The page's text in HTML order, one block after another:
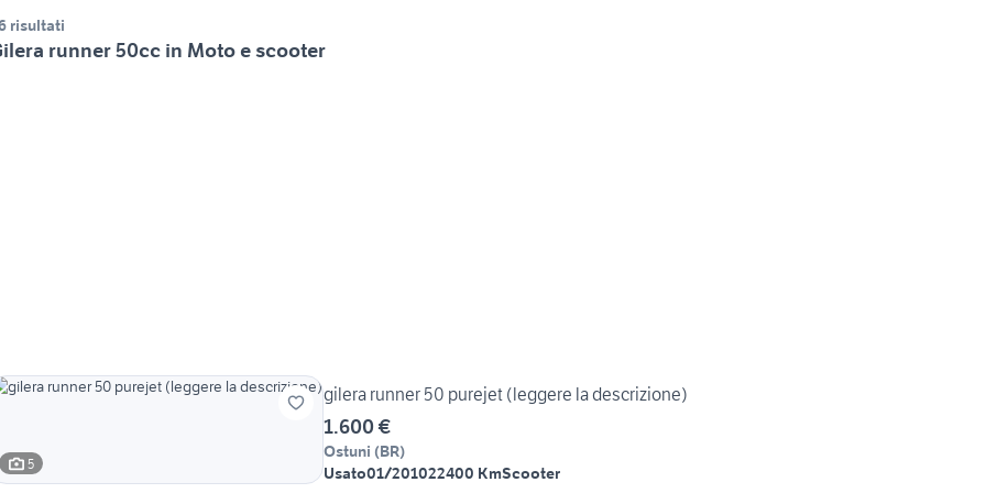
risultati
runner 50cc in Moto e scooter
5
gilera runner 50 purejet (leggere la descrizione)
1.600 €
Ostuni (BR)
Usato01/201022400 KmScooter